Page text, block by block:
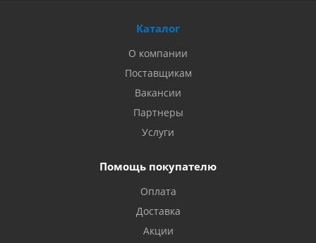
Каталог
О компании
Поставщикам
Вакансии
Партнеры
Услуги
Помощь покупателю
Оплата
Доставка
Акции